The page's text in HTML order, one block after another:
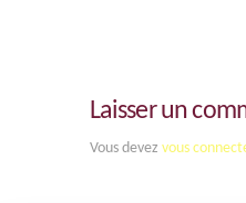
Laisser un
Vous devez vous